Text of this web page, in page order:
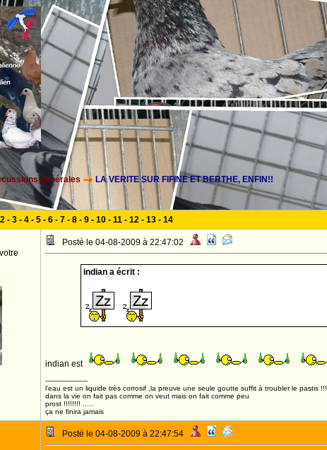
générales LA VERITE SUR FIFINE ET BERTHE, ENFIN!!
2- 3- 4- 5- 6- 7- 8- 9- 10- 11- 12- 13- 14
Posté le 04-08-2009 à 22:47:02
indian a écrit :
indian est
--------------------
l'eau est un liquide très corrosif ,la preuve une seule goutte suffit à troubler le pastis !!!
dans la vie on fait pas comme on veut mais on fait comme peu
prost !!!!!!!! .....
ça ne finira jamais
Posté le 04-08-2009 à 22:47:54